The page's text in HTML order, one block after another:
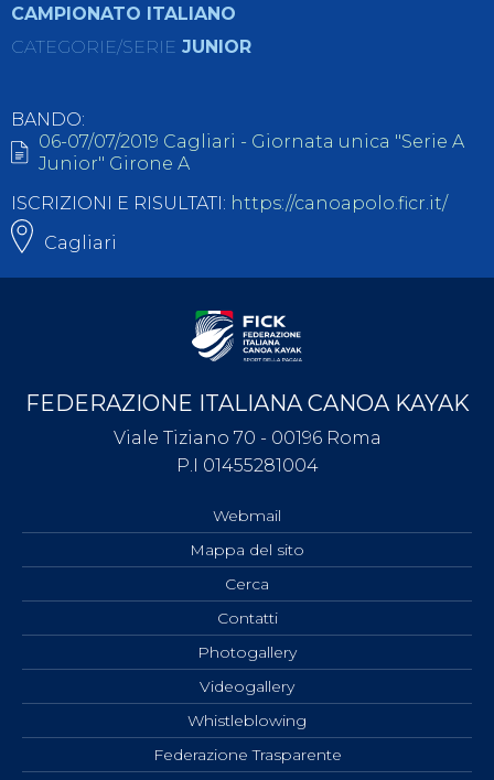
CAMPIONATO ITALIANO
CATEGORIE/SERIE JUNIOR
BANDO:
06-07/07/2019 Cagliari - Giornata unica "Serie A
Junior" Girone A
ISCRIZIONI E RISULTATI: https://canoapolo.ficr.it/
Cagliari
FEDERAZIONE ITALIANA CANOA KAYAK
Viale Tiziano 70 - 00196 Roma
P.I 01455281004
Webmail
Mappa del sito
Cerca
Contatti
Photogallery
Videogallery
Whistleblowing
Federazione Trasparente